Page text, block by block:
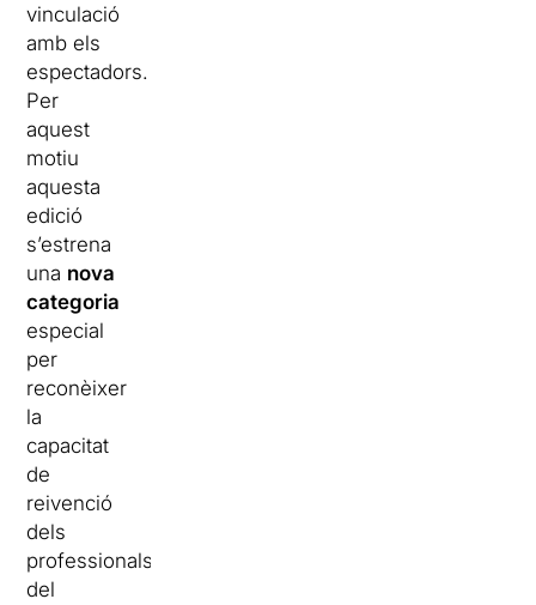
vinculació
amb els
espectadors.
Per
aquest
motiu
aquesta
edició
s’estrena
una nova
categoria
especial
per
reconèixer
la
capacitat
de
reivenció
dels
professionals
del